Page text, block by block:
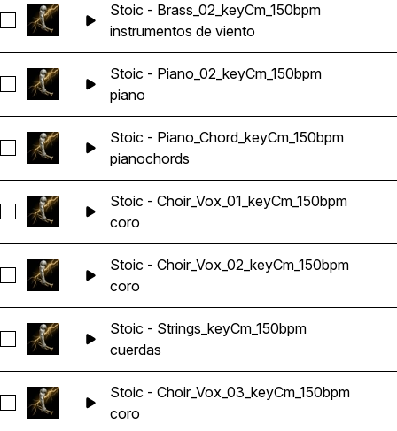
Seleccionar Stoic - Brass_02_keyCm_150bpm
Stoic - Brass_02_keyCm_150bpm
instrumentos de viento
Seleccionar Stoic - Piano_02_keyCm_150bpm
Stoic - Piano_02_keyCm_150bpm
piano
Seleccionar Stoic - Piano_Chord_keyCm_150bpm
Stoic - Piano_Chord_keyCm_150bpm
pianochords
Seleccionar Stoic - Choir_Vox_01_keyCm_150bpm
Stoic - Choir_Vox_01_keyCm_150bpm
coro
Seleccionar Stoic - Choir_Vox_02_keyCm_150bpm
Stoic - Choir_Vox_02_keyCm_150bpm
coro
Seleccionar Stoic - Strings_keyCm_150bpm
Stoic - Strings_keyCm_150bpm
cuerdas
Seleccionar Stoic - Choir_Vox_03_keyCm_150bpm
Stoic - Choir_Vox_03_keyCm_150bpm
coro